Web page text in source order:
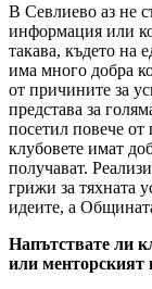
В Севлиево аз не
информация или
такава, където на
има много добра
от причините за
представа за
посетил повече
клубовете имат
получават.
грижи за тяхната
идеите, а
Напътствате ли
или менторският